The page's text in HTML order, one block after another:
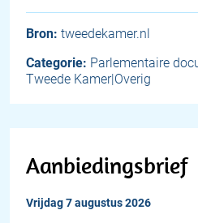
Bron: tweedekamer.nl
Categorie: Parlementaire
Tweede Kamer|Overig
Aanbiedingsbrief
vrijdag 7 augustus 2026